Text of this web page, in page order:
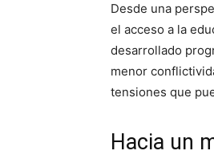
Desde una
el acceso a la
desarrollado
menor
tensiones que
Hacia un